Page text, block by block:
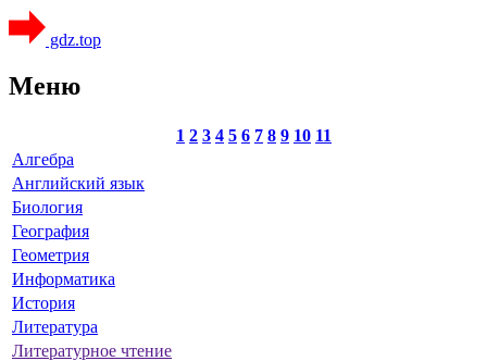
gdz.top
Меню
1 2 3 4 5 6 7 8 9 10 11
Алгебра
Английский язык
Биология
География
Геометрия
Информатика
История
Литература
Литературное чтение